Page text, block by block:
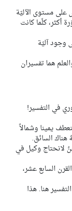
على مستوى الآليّة
أكثر، كلّما كانت
وجود آليّة
هما تفسيران
في التفسير!
يمينا وشمالاً
السائق.
لانحتاج وكيل في
السابع عشر،
هنا. هذا